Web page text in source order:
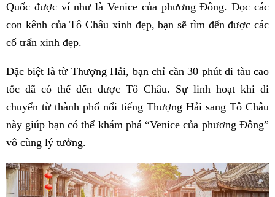
Quốc được ví như là Venice của phương Đông. Dọc các
con kênh của Tô Châu xinh đẹp, bạn sẽ tìm đến được các
cổ trấn xinh đẹp.
Đặc biệt là từ Thượng Hải, bạn chỉ cần 30 phút đi tàu cao
tốc đã có thể đến được Tô Châu. Sự linh hoạt khi di
chuyển từ thành phố nổi tiếng Thượng Hải sang Tô Châu
này giúp bạn có thể khám phá “Venice của phương Đông”
vô cùng lý tưởng.